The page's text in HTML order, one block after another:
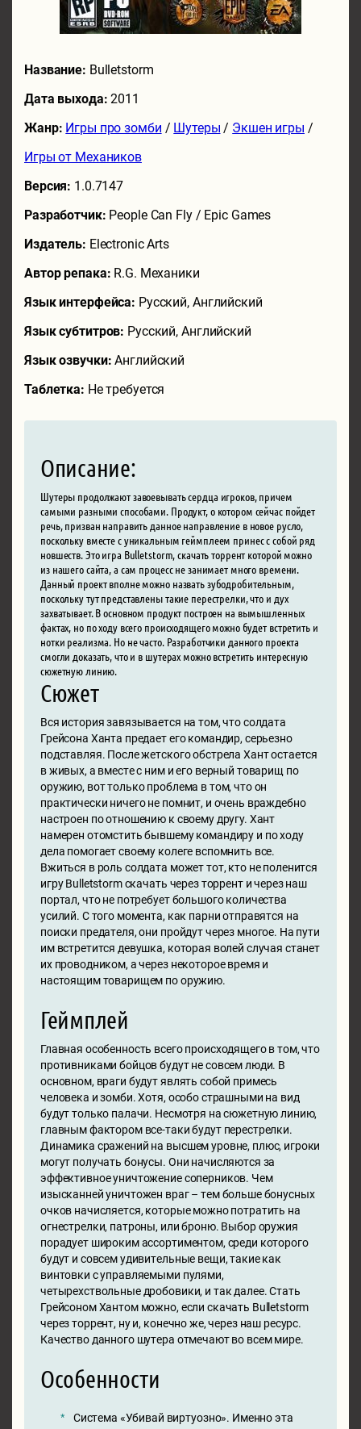
Название: Bulletstorm
Дата выхода:2011
Жанр: Игры про зомби / Шутеры / Экшен игры /
Игры от Механиков
Версия: 1.0.7147
Разработчик: People Can Fly / Epic Games
Издатель: Electronic Arts
Автор репака: R.G. Механики
Язык интерфейса: Русский, Английский
Язык субтитров: Русский, Английский
Язык озвучки:Английский
Таблетка: Не требуется
Описание:
Шутеры продолжают завоевывать сердца игроков, причем
самыми разными способами. Продукт, о котором сейчас пойдет
речь, призван направить данное направление в новое русло,
поскольку вместе с уникальным геймплеем принес с собой ряд
новшеств. Это игра Bulletstorm, скачать торрент которой можно
из нашего сайта, а сам процесс не занимает много времени.
Данный проект вполне можно назвать зубодробительным,
поскольку тут представлены такие перестрелки, что и дух
захватывает. В основном продукт построен на вымышленных
фактах, но по ходу всего происходящего можно будет встретить и
нотки реализма. Но не часто. Разработчики данного проекта
смогли доказать, что и в шутерах можно встретить интересную
сюжетную линию.
Сюжет
Вся история завязывается на том, что солдата
Грейсона Ханта предает его командир, серьезно
подставляя. После жетского обстрела Хант остается
в живых, а вместе с ним и его верный товарищ по
оружию, вот только проблема в том, что он
практически ничего не помнит, и очень враждебно
настроен по отношению к своему другу. Хант
намерен отомстить бывшему командиру и по ходу
дела помогает своему колеге вспомнить все.
Вжиться в роль солдата может тот, кто не поленится
игру Bulletstorm скачать через торрент и через наш
портал, что не потребует большого количества
усилий. С того момента, как парни отправятся на
поиски предателя, они пройдут через многое. На пути
им встретится девушка, которая волей случая станет
их проводником, а через некоторое время и
настоящим товарищем по оружию.
Геймплей
Главная особенность всего происходящего в том, что
противниками бойцов будут не совсем люди. В
основном, враги будут являть собой примесь
человека и зомби. Хотя, особо страшными на вид
будут только палачи. Несмотря на сюжетную линию,
главным фактором все-таки будут перестрелки.
Динамика сражений на высшем уровне, плюс, игроки
могут получать бонусы. Они начисляются за
эффективное уничтожение соперников. Чем
изысканней уничтожен враг – тем больше бонусных
очков начисляется, которые можно потратить на
огнестрелки, патроны, или броню. Выбор оружия
порадует широким ассортиментом, среди которого
будут и совсем удивительные вещи, такие как
винтовки с управляемыми пулями,
четырехствольные дробовики, и так далее. Стать
Грейсоном Хантом можно, если скачать Bulletstorm
через торрент, ну и, конечно же, через наш ресурс.
Качество данного шутера отмечают во всем мире.
Особенности
Система «Убивай виртуозно». Именно эта